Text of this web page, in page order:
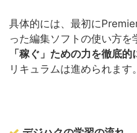
具体的には、最初に
った編集ソフトの使い方を
「稼ぐ」ための力を徹底的
リキュラムは進められます。